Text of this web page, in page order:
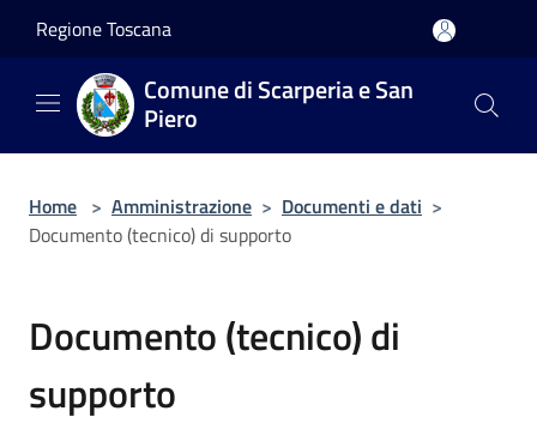
Regione Toscana
Comune di Scarperia e San
Piero
Home > Amministrazione > Documenti e dati >
Documento (tecnico) di supporto
Documento (tecnico) di
supporto